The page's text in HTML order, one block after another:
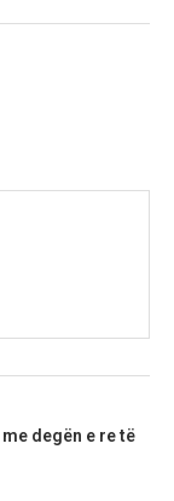
degën e re të